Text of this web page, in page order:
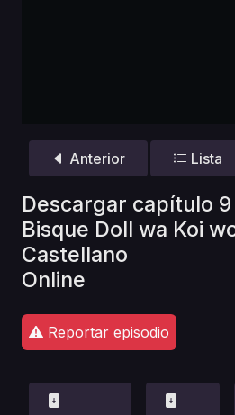
Anterior Lista
Descargar capítulo 9
Bisque Doll wa Koi
Castellano
Online
Reportar episodio